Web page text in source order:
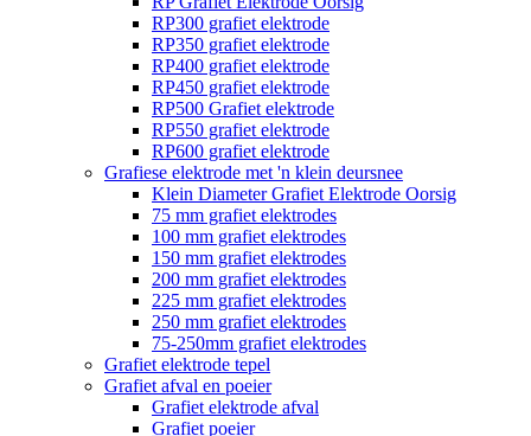
RP300 grafiet elektrode
RP350 grafiet elektrode
RP400 grafiet elektrode
RP450 grafiet elektrode
RP500 Grafiet elektrode
RP550 grafiet elektrode
RP600 grafiet elektrode
Grafiese elektrode met 'n klein deursnee
Klein Diameter Grafiet Elektrode Oorsig
75 mm grafiet elektrodes
100 mm grafiet elektrodes
150 mm grafiet elektrodes
200 mm grafiet elektrodes
225 mm grafiet elektrodes
250 mm grafiet elektrodes
75-250mm grafiet elektrodes
Grafiet elektrode tepel
Grafiet afval en poeier
Grafiet elektrode afval
Grafiet poeier